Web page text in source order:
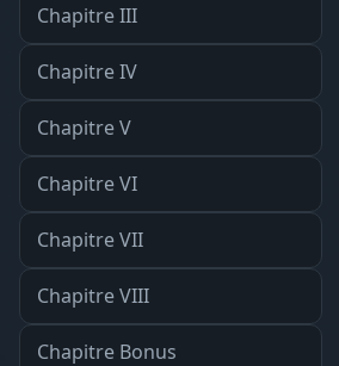
Chapitre III
Chapitre IV
Chapitre V
Chapitre VI
Chapitre VII
Chapitre VIII
Chapitre Bonus